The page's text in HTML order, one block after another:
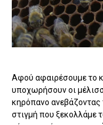
Αφού αφαιρέσουμε το
υποχωρήσουν οι
κηρόπανο
στιγμή που ξεκολλάμε